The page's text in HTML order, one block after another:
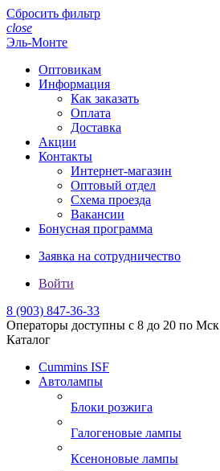
Сбросить фильтр
close
Эль-Монте
Оптовикам
Информация
Как заказать
Оплата
Доставка
Акции
Контакты
Интернет-магазин
Оптовый отдел
Схема проезда
Вакансии
Бонусная программа
Заявка на сотрудничество
Войти
8 (903) 847-36-33
Операторы доступны с 8 до 20 по Мск
Каталог
Cummins ISF
Автолампы
Блоки розжига
Галогеновые лампы
Ксеноновые лампы